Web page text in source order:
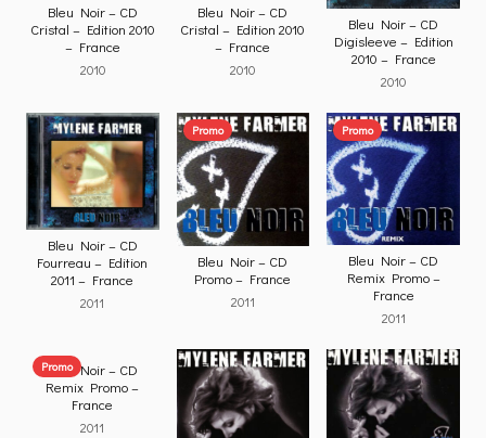
Bleu Noir – CD
Cristal – Edition 2010
– France
2010
Bleu Noir – CD
Cristal – Edition 2010
– France
2010
Bleu Noir – CD
Digisleeve – Edition
2010 – France
2010
Bleu Noir – CD
Fourreau – Edition
2011 – France
2011
Promo
Bleu Noir – CD
Promo – France
2011
Promo
Bleu Noir – CD
Remix Promo –
France
2011
Promo
Bleu Noir – CD
Remix Promo –
France
2011